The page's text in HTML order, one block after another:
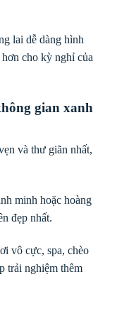
lai dễ dàng hình
cho kỳ nghỉ của
gian xanh
và thư giãn nhất,
minh hoặc hoàng
đẹp nhất.
vô cực, spa, chèo
trải nghiệm thêm